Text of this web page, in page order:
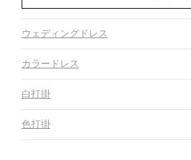
ウェディングドレス
カラードレス
白打掛
色打掛